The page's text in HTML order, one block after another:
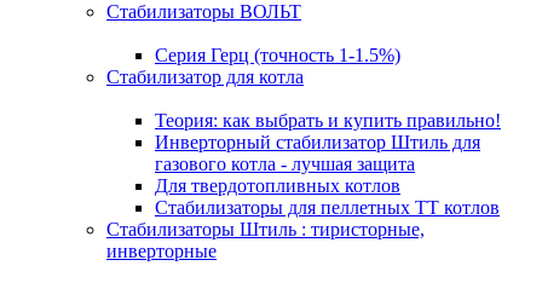
Стабилизаторы ВОЛЬТ
Серия Герц (точность 1-1.5%)
Стабилизатор для котла
Теория: как выбрать и купить правильно!
Инверторный стабилизатор Штиль для
газового котла - лучшая защита
Для твердотопливных котлов
Стабилизаторы для пеллетных ТТ котлов
Стабилизаторы Штиль : тиристорные,
инверторные